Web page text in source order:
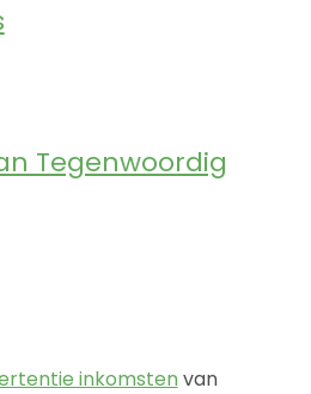
Tegenwoordig
inkomsten van